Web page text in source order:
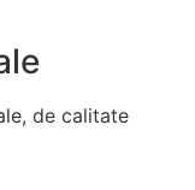
de calitate